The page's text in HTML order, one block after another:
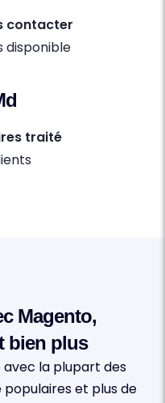
contacter
disponible
traité
Magento,
bien plus
la plupart des
et plus de